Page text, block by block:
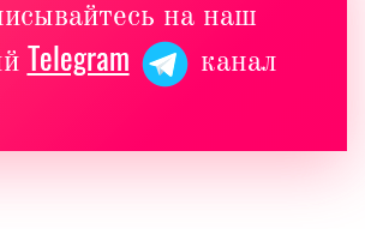
на наш
Telegram канал